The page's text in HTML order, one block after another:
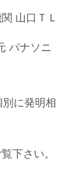
山口ＴＬ
パナソニ
に発明相
下さい。